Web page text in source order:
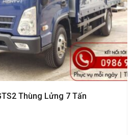
Thùng Lửng 7 Tấn